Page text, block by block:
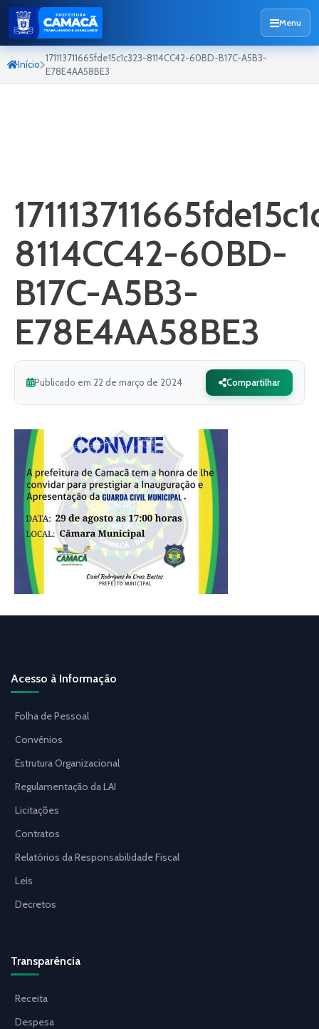
Menu
Início
171113711665fde15c1c323-8114CC42-60BD-B17C-A5B3-
E78E4AA58BE3
8114CC42-60BD-
B17C-A5B3-
E78E4AA58BE3
Publicado em 22 de março de 2024 Compartilhar
Acesso à Informação
Folha de Pessoal
Convênios
Estrutura Organizacional
Regulamentação da LAI
Licitações
Contratos
Relatórios da Responsabilidade Fiscal
Leis
Decretos
Transparência
Receita
Despesa